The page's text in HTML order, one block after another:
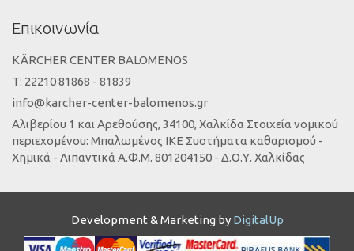
Επικοινωνία
KÄRCHER CENTER BALOMENOS
Τ: 22210 81868 - 81839
info@karcher-center-balomenos.gr
Αλιβερίου 1 και Αρεθούσης, 34100, Χαλκίδα Στοιχεία νομικού
περιεχομένου: Μπαλωμένος ΙΚΕ Συστήματα καθαρισμού -
Χημικά - Λιπαντικά Α.Φ.Μ. 801204150 - Δ.Ο.Υ. Χαλκίδας
Development & Marketing by DigitalUp